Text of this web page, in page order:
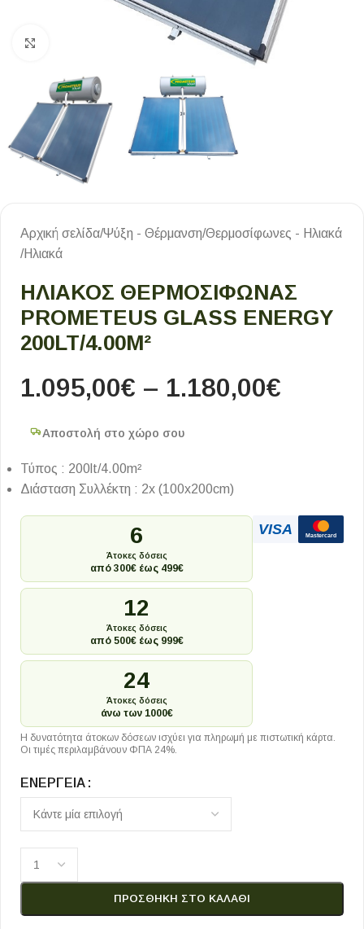
Αρχική σελίδα/Ψύξη - Θέρμανση/Θερμοσίφωνες - Ηλιακά
/Ηλιακά
ΗΛΙΑΚΟΣ ΘΕΡΜΟΣΙΦΩΝΑΣ
PROMETEUS GLASS ENERGY
200LT/4.00M²
1.095,00€ – 1.180,00€
Αποστολή στο χώρο σου
Τύπος : 200lt/4.00m²
Διάσταση Συλλέκτη : 2x (100x200cm)
6
Άτοκες δόσεις
από 300€ έως 499€
12
Άτοκες δόσεις
από 500€ έως 999€
24
Άτοκες δόσεις
άνω των 1000€
VISA Mastercard
Η δυνατότητα άτοκων δόσεων ισχύει για πληρωμή με πιστωτική κάρτα.
Οι τιμές περιλαμβάνουν ΦΠΑ 24%.
ΕΝΈΡΓΕΙΑ
ΠΡΟΣΘΉΚΗ ΣΤΟ ΚΑΛΆΘΙ